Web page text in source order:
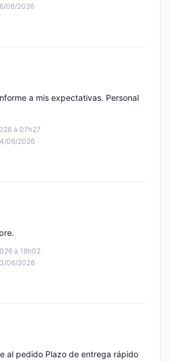
06/2026
à 07h27
06/2026
a mis expectativas. Personal
à 18h02
06/2026
al pedido Plazo de entrega rápido